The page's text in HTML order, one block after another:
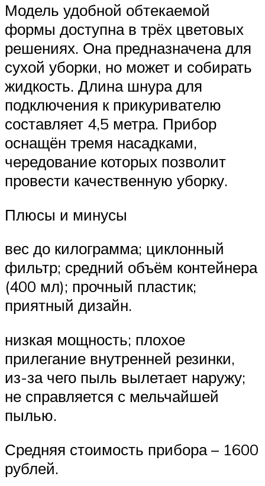
Модель удобной обтекаемой
формы доступна в трёх цветовых
решениях. Она предназначена для
сухой уборки, но может и собирать
жидкость. Длина шнура для
подключения к прикуривателю
составляет 4,5 метра. Прибор
оснащён тремя насадками,
чередование которых позволит
провести качественную уборку.
Плюсы и минусы
вес до килограмма; циклонный
фильтр; средний объём контейнера
(400 мл); прочный пластик;
приятный дизайн.
низкая мощность; плохое
прилегание внутренней резинки,
из-за чего пыль вылетает наружу;
не справляется с мельчайшей
пылью.
Средняя стоимость прибора – 1600
рублей.